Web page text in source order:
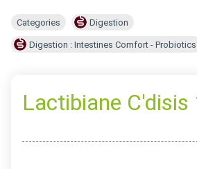
Categories Digestion
Digestion : Intestines Comfort - Probiotics
Lactibiane